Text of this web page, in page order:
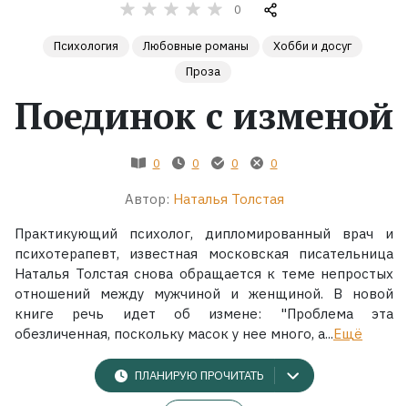
Серии
0
Психология Любовные романы
Хобби и досуг
Проза
Поединок с изменой
0 0 0 0
Автор: Наталья Толстая
Практикующий психолог, дипломированный врач и
психотерапевт, известная московская писательница
Наталья Толстая снова обращается к теме непростых
отношений между мужчиной и женщиной. В новой
книге речь идет об измене: "Проблема эта
обезличенная, поскольку масок у нее много, а...Ещё
ПЛАНИРУЮ ПРОЧИТАТЬ